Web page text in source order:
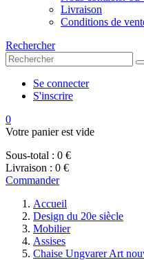
Livraison
Conditions de
Rechercher
Se connecter
S'inscrire
0
Votre panier est vide
Sous-total : 0 €
Livraison : 0 €
Commander
Accueil
Design du 20e siècle
Mobilier
Assises
Chaise Ungvarer Art